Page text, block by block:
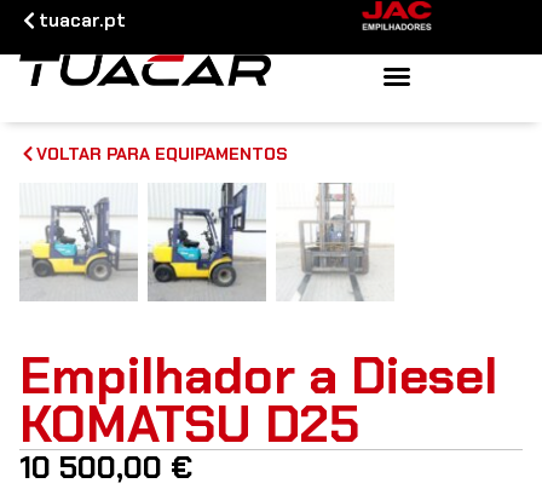
tuacar.pt
VOLTAR PARA EQUIPAMENTOS
Empilhador a Diesel
KOMATSU D25
10 500,00 €